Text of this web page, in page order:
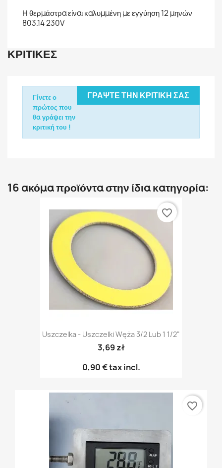
Η θερμάστρα είναι καλυμμένη με εγγύηση 12 μηνών
803.14 230V
ΚΡΙΤΙΚΈΣ
ΓΡΆΨΤΕ ΤΗΝ ΚΡΙΤΙΚΉ ΣΑΣ
Γίνετε ο
πρώτος που
θα γράψει την
κριτική του !
16 ακόμα προϊόντα στην ίδια κατηγορία:
Uszczelka - Uszczelki Węża 3/2 Lub 1 1/2"
3,69 zł
0,90 €tax incl.
favorite_border
favorite_border